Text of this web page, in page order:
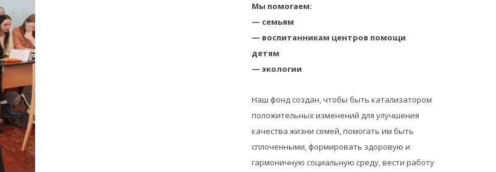
Мы помогаем:
— семьям
— воспитанникам центров помощи
детям
— экологии
Наш фонд создан, чтобы быть катализатором
положительных изменений для улучшения
качества жизни семей, помогать им быть
сплоченными, формировать здоровую и
гармоничную социальную среду, вести работу